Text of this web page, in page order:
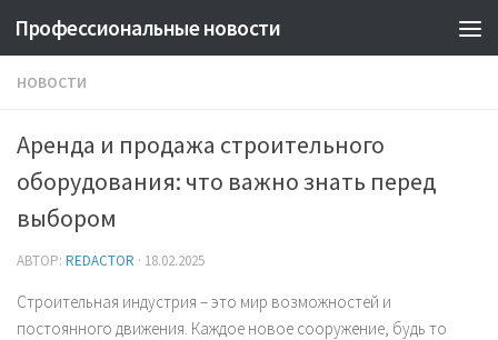
Профессиональные новости
НОВОСТИ
Аренда и продажа строительного
оборудования: что важно знать перед
выбором
АВТОР: REDACTOR · 18.02.2025
Строительная индустрия – это мир возможностей и
постоянного движения. Каждое новое сооружение, будь то